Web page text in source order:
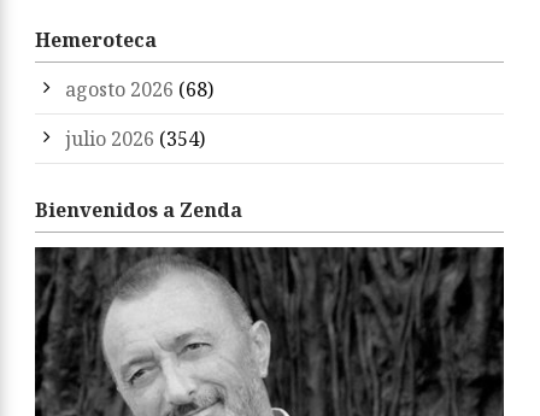
Hemeroteca
agosto 2026 (68)
julio 2026 (354)
Bienvenidos a Zenda